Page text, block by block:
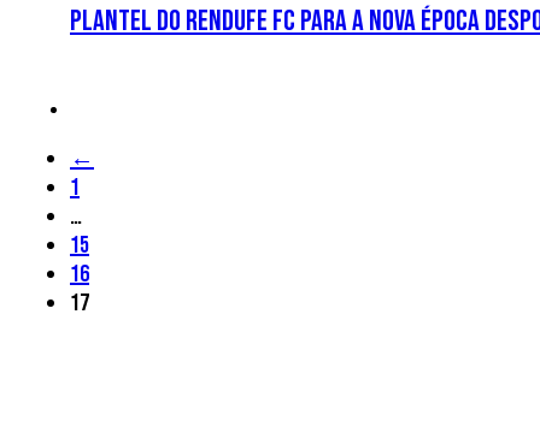
Plantel do Rendufe FC para a nova época
←
1
…
15
16
17